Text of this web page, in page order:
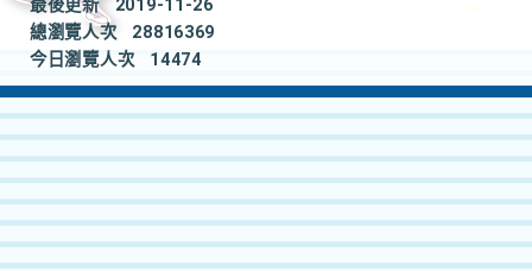
最後更新
2019-11-26
總瀏覽人次
28816369
今日瀏覽人次
14474